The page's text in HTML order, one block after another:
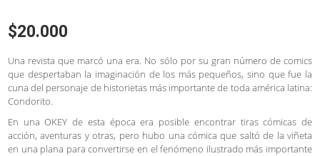
$20.000
Una revista que marcó una era. No sólo por su gran número de comics
que despertaban la imaginación de los más pequeños, sino que fue la
cuna del personaje de historietas más importante de toda américa latina:
Condorito.
En una OKEY de esta época era posible encontrar tiras cómicas de
acción, aventuras y otras, pero hubo una cómica que saltó de la viñeta
en una plana para convertirse en el fenómeno ilustrado más importante